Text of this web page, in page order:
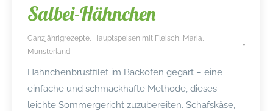
Salbei-Hähnchen
Ganzjährigrezepte Hauptspeisen mit Fleisch Maria
Münsterland
Hähnchenbrustfilet im Backofen gegart – eine
einfache und schmackhafte Methode, dieses
leichte Sommergericht zuzubereiten. Schafskäse,